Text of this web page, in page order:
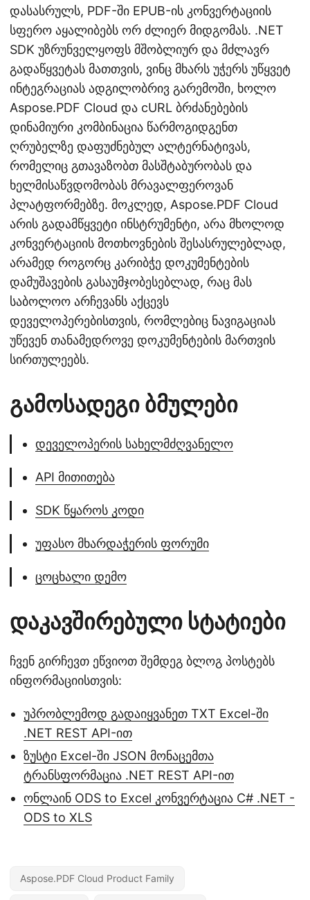
დასასრულს, PDF-ში EPUB-ის კონვერტაციის
სფერო აყალიბებს ორ ძლიერ მიდგომას. .NET
SDK უზრუნველყოფს მშობლიურ და მძლავრ
გადაწყვეტას მათთვის, ვინც მხარს უჭერს უწყვეტ
ინტეგრაციას ადგილობრივ გარემოში, ხოლო
Aspose.PDF Cloud და cURL ბრძანებების
დინამიური კომბინაცია წარმოგიდგენთ
ღრუბელზე დაფუძნებულ ალტერნატივას,
რომელიც გთავაზობთ მასშტაბურობას და
ხელმისაწვდომობას მრავალფეროვან
პლატფორმებზე. მოკლედ, Aspose.PDF Cloud
არის გადამწყვეტი ინსტრუმენტი, არა მხოლოდ
კონვერტაციის მოთხოვნების შესასრულებლად,
არამედ როგორც კარიბჭე დოკუმენტების
დამუშავების გასაუმჯობესებლად, რაც მას
საბოლოო არჩევანს აქცევს
დეველოპერებისთვის, რომლებიც ნავიგაციას
უწევენ თანამედროვე დოკუმენტების მართვის
სირთულეებს.
გამოსადეგი ბმულები
დეველოპერის სახელმძღვანელო
API მითითება
SDK წყაროს კოდი
უფასო მხარდაჭერის ფორუმი
ცოცხალი დემო
დაკავშირებული სტატიები
ჩვენ გირჩევთ ეწვიოთ შემდეგ ბლოგ პოსტებს
ინფორმაციისთვის:
უპრობლემოდ გადაიყვანეთ TXT Excel-ში
.NET REST API-ით
ზუსტი Excel-ში JSON მონაცემთა
ტრანსფორმაცია .NET REST API-ით
ონლაინ ODS to Excel კონვერტაცია C# .NET -
ODS to XLS
Aspose.PDF Cloud Product Family